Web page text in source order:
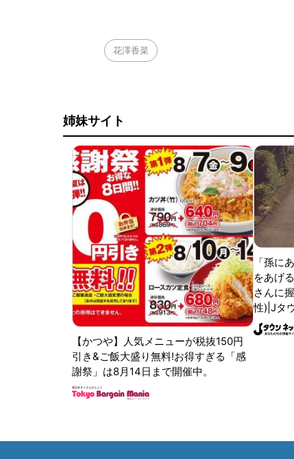
花澤香菜
姉妹サイト
【かつや】人気メニューが税抜150円
引き&ご飯大盛り無料!お得すぎる「感
謝祭」は8月14日まで開催中。
「孫に
をあげ
さんに
性)|Jタ